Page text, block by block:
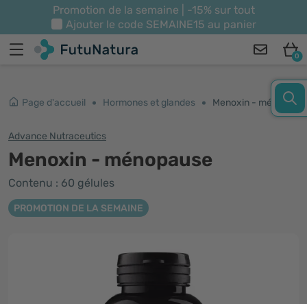
Promotion de la semaine | -15% sur tout
Ajouter le code SEMAINE15 au panier
0
Page d'accueil Hormones et glandes Menoxin - ménopause
Advance Nutraceutics
Menoxin - ménopause
Contenu : 60 gélules
PROMOTION DE LA SEMAINE